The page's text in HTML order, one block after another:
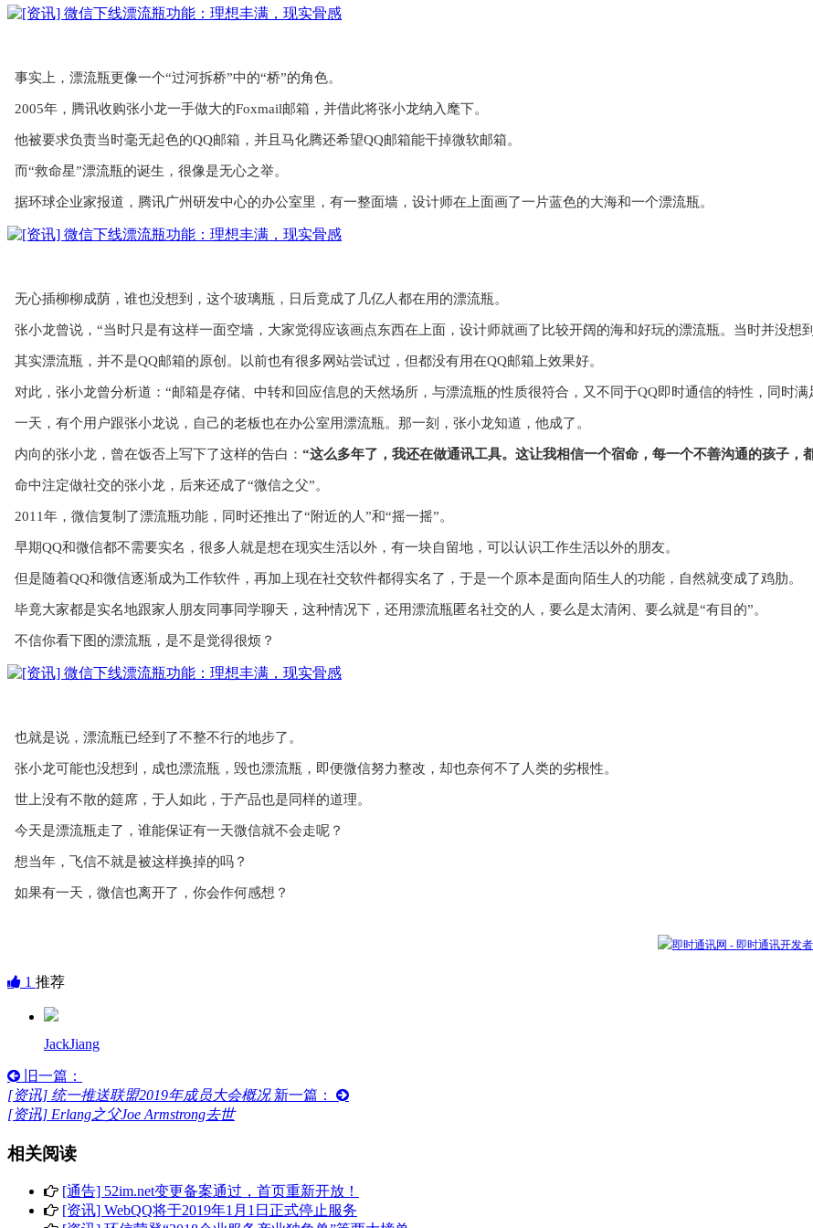
事实上，漂流瓶更像一个“过河拆桥”中的“桥”的角色。
2005年，腾讯收购张小龙一手做大的Foxmail邮箱，并借此将张小龙纳入麾下。
他被要求负责当时毫无起色的QQ邮箱，并且马化腾还希望QQ邮箱能干掉微软邮箱。
而“救命星”漂流瓶的诞生，很像是无心之举。
据环球企业家报道，腾讯广州研发中心的办公室里，有一整面墙，设计师在上面画了一片蓝色的大海和一个漂流瓶。
无心插柳柳成荫，谁也没想到，这个玻璃瓶，日后竟成了几亿人都在用的漂流瓶。
张小龙曾说，“当时只是有这样一面空墙，大家觉得应该画点东西在上面，设计师就画了比较开阔的海和好玩的漂流瓶。当时并没想
其实漂流瓶，并不是QQ邮箱的原创。以前也有很多网站尝试过，但都没有用在QQ邮箱上效果好。
对此，张小龙曾分析道：“邮箱是存储、中转和回应信息的天然场所，与漂流瓶的性质很符合，又不同于QQ即时通信的特性，同时
一天，有个用户跟张小龙说，自己的老板也在办公室用漂流瓶。那一刻，张小龙知道，他成了。
内向的张小龙，曾在饭否上写下了这样的告白： “这么多年了，我还在做通讯工具。这让我相信一个宿命，每一个不善沟通的孩子，
命中注定做社交的张小龙，后来还成了“微信之父”。
2011年，微信复制了漂流瓶功能，同时还推出了“附近的人”和“摇一摇”。
早期QQ和微信都不需要实名，很多人就是想在现实生活以外，有一块自留地，可以认识工作生活以外的朋友。
但是随着QQ和微信逐渐成为工作软件，再加上现在社交软件都得实名了，于是一个原本是面向陌生人的功能，自然就变成了鸡肋。
毕竟大家都是实名地跟家人朋友同事同学聊天，这种情况下，还用漂流瓶匿名社交的人，要么是太清闲、要么就是“有目的”。
不信你看下图的漂流瓶，是不是觉得很烦？
也就是说，漂流瓶已经到了不整不行的地步了。
张小龙可能也没想到，成也漂流瓶，毁也漂流瓶，即便微信努力整改，却也奈何不了人类的劣根性。
世上没有不散的筵席，于人如此，于产品也是同样的道理。
今天是漂流瓶走了，谁能保证有一天微信就不会走呢？
想当年，飞信不就是被这样换掉的吗？
如果有一天，微信也离开了，你会作何感想？
1 推荐
JackJiang
旧一篇：
[资讯] 统一推送联盟2019年成员大会概况 新一篇：
[资讯] Erlang之父Joe Armstrong去世
相关阅读
[通告] 52im.net变更备案通过，首页重新开放！
[资讯] WebQQ将于2019年1月1日正式停止服务